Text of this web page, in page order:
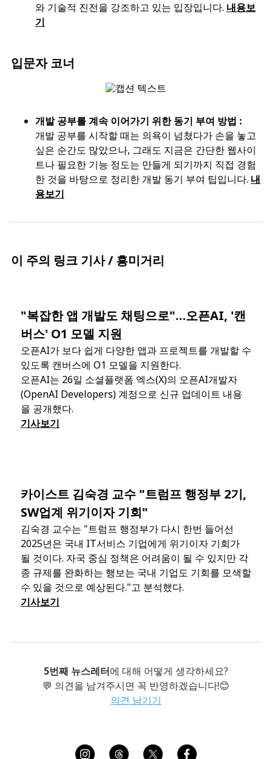
와 기술적 진전을 강조하고 있는 입장입니다. 내용보
기
입문자 코너
개발 공부를 계속 이어가기 위한 동기 부여 방법 :
개발 공부를 시작할 때는 의욕이 넘쳤다가 손을 놓고
싶은 순간도 많았으나, 그래도 지금은 간단한 웹사이
트나 필요한 기능 정도는 만들게 되기까지 직접 경험
한 것을 바탕으로 정리한 개발 동기 부여 팁입니다. 내
용보기
이 주의 링크 기사 / 흥미거리
"복잡한 앱 개발도 채팅으로"…오픈AI, '캔
버스' O1 모델 지원
오픈AI가 보다 쉽게 다양한 앱과 프로젝트를 개발할 수
있도록 캔버스에 O1 모델을 지원한다.
오픈AI는 26일 소셜플랫폼 엑스(X)의 오픈AI개발자
(OpenAI Developers) 계정으로 신규 업데이트 내용
을 공개했다.
기사보기
카이스트 김숙경 교수 "트럼프 행정부 2기,
SW업계 위기이자 기회"
김숙경 교수는 "트럼프 행정부가 다시 한번 들어선
2025년은 국내 IT서비스 기업에게 위기이자 기회가
될 것이다. 자국 중심 정책은 어려움이 될 수 있지만 각
종 규제를 완화하는 행보는 국내 기업도 기회를 모색할
수 있을 것으로 예상된다."고 분석했다.
기사보기
5번째 뉴스레터에 대해 어떻게 생각하세요?
💬 의견을 남겨주시면 꼭 반영하겠습니다!😊
의견 남기기